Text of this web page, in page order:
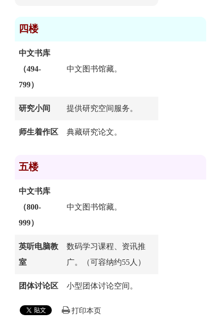
四楼
中文书库
（494-
799）
中文图书馆藏。
研究小间 提供研究空间服务。
师生着作区 典藏研究论文。
五楼
中文书库
（800-
999）
中文图书馆藏。
英听电脑教
室
数码学习课程、资讯推
广。（可容纳约55人）
团体讨论区 小型团体讨论空间。
打印本页